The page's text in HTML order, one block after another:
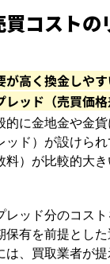
コストの
が高く換金しや
レッド（売買価
的に金地金や金
ッド）が設けら
料）が比較的大
レッド分のコス
保有を前提とし
は、買取業者が